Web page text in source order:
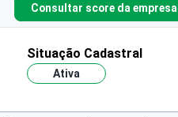
Consultar score da empresa
Situação Cadastral
Ativa